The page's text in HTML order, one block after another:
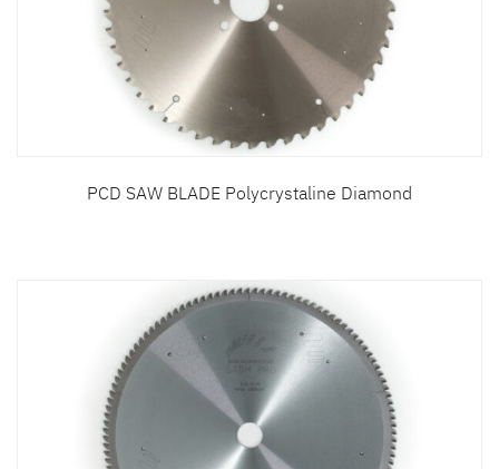
PCD SAW BLADE Polycrystaline Diamond